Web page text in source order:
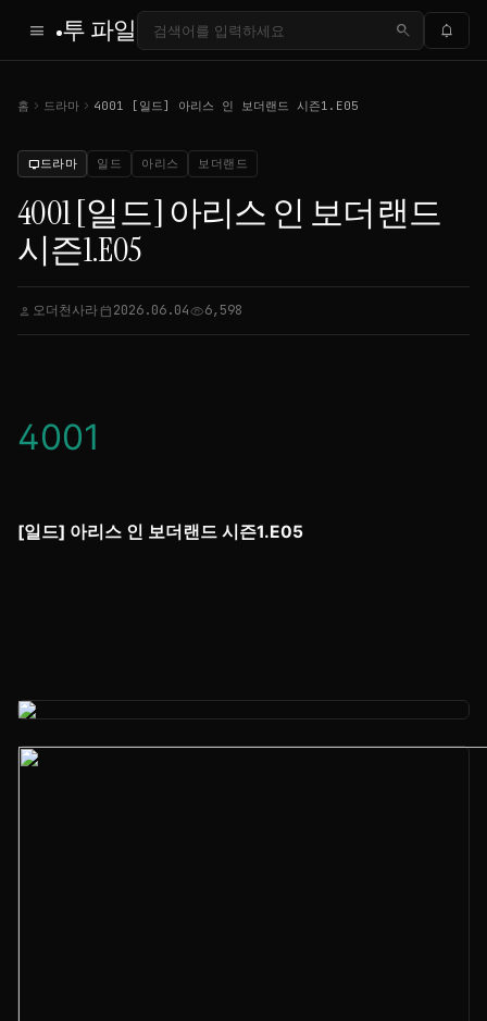
menu 투 파일 search notifications
홈 chevron_right 드라마 chevron_right 4001 [일드] 아리스 인 보더랜드 시즌1.E05
tv드라마 일드 아리스 보더랜드
4001 [일드] 아리스 인 보더랜드
시즌1.E05
person 오더천사라calendar_today2026.06.04visibility6,598
4001
[일드] 아리스 인 보더랜드 시즌1.E05